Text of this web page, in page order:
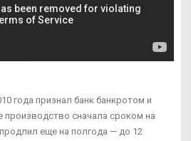
года признал банк банкротом и
производство сначала сроком на
еще на полгода — до 12